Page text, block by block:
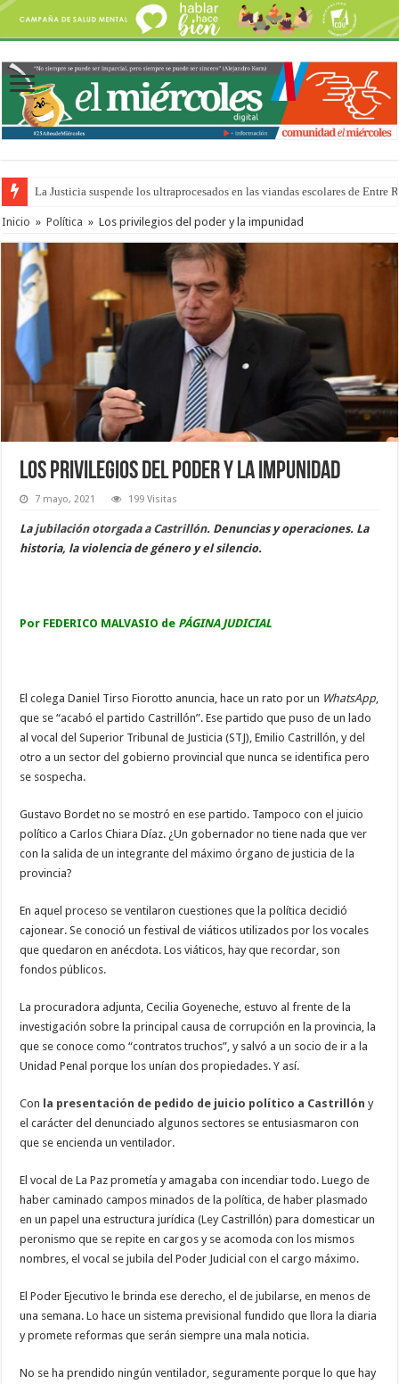
La Justicia suspende los ultraprocesados en las viandas escolares de Entre
Se presentará la obra “La Runfla de los Macanos”
Inicio » Política » Los privilegios del poder y la impunidad
Los privilegios del poder y la impunidad
7 mayo, 2021 199 Visitas
La jubilación otorgada a Castrillón. Denuncias y operaciones. La
historia, la violencia de género y el silencio.
Por FEDERICO MALVASIO de PÁGINA JUDICIAL
El colega Daniel Tirso Fiorotto anuncia, hace un rato por un WhatsApp
que se “acabó el partido Castrillón”. Ese partido que puso de un lado
al vocal del Superior Tribunal de Justicia (STJ), Emilio Castrillón, y del
otro a un sector del gobierno provincial que nunca se identifica pero
se sospecha.
Gustavo Bordet no se mostró en ese partido. Tampoco con el juicio
político a Carlos Chiara Díaz. ¿Un gobernador no tiene nada que ver
con la salida de un integrante del máximo órgano de justicia de la
provincia?
En aquel proceso se ventilaron cuestiones que la política decidió
cajonear. Se conoció un festival de viáticos utilizados por los vocales
que quedaron en anécdota. Los viáticos, hay que recordar, son
fondos públicos.
La procuradora adjunta, Cecilia Goyeneche, estuvo al frente de la
investigación sobre la principal causa de corrupción en la provincia, la
que se conoce como “contratos truchos”, y salvó a un socio de ir a la
Unidad Penal porque los unían dos propiedades. Y así.
Con la presentación de pedido de juicio político a Castrillón y
el carácter del denunciado algunos sectores se entusiasmaron con
que se encienda un ventilador.
El vocal de La Paz prometía y amagaba con incendiar todo. Luego de
haber caminado campos minados de la política, de haber plasmado
en un papel una estructura jurídica (Ley Castrillón) para domesticar un
peronismo que se repite en cargos y se acomoda con los mismos
nombres, el vocal se jubila del Poder Judicial con el cargo máximo.
El Poder Ejecutivo le brinda ese derecho, el de jubilarse, en menos de
una semana. Lo hace un sistema previsional fundido que llora la diaria
y promete reformas que serán siempre una mala noticia.
No se ha prendido ningún ventilador, seguramente porque lo que hay